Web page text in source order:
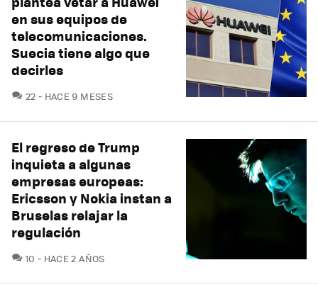
en sus equipos de
telecomunicaciones.
Suecia tiene algo que
decirles
22 COMENTARIOS
HACE 9 MESES
El regreso de Trump
inquieta a algunas
empresas europeas:
Ericsson y Nokia instan a
Bruselas relajar la
regulación
10 COMENTARIOS
HACE 2 AÑOS